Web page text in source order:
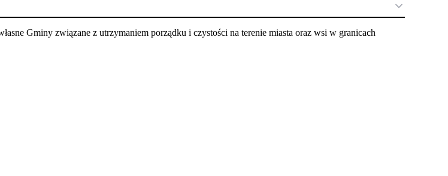
Gminy związane z utrzymaniem porządku i czystości na terenie miasta oraz wsi w granicach